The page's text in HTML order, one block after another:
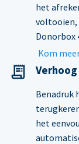
het
voltooien,
Donorbox
Kom
Benadruk
het